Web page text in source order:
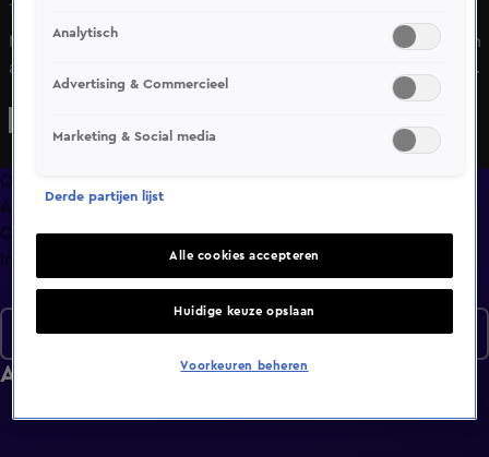
19 mrt 2020, 20:30
Met de verborgen camera als het perfecte wapen worden
allerlei duistere zaken ontmaskerd door Alberto Stegeman
en zijn team. Vele strafbare feiten die overal en dagelijks
Nederland blootgelegd.
Overzicht
Afleveringen
Clips
Info
Afleveringen
Seizoen 17
Analytisch
Advertising & Commercieel
Marketing & Social media
Derde partijen lijst
Alle cookies accepteren
Huidige keuze opslaan
Voorkeuren beheren